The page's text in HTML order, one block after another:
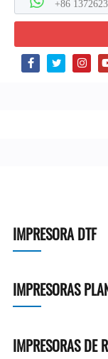
+86
IMPRESORA DTF
IMPRESORAS
IMPRESORAS DE